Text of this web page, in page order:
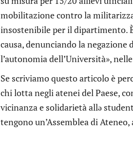
mobilitazione contro la
insostenibile per il dipartimento.
causa, denunciando la
l’autonomia dell’Università»,
Se scriviamo questo articolo è
chi lotta negli atenei del Paese,
vicinanza e solidarietà allə
tengono un’Assemblea di